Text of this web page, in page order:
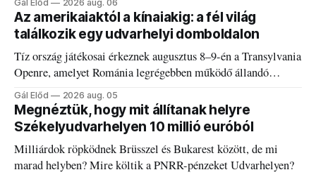
Gál Előd 2026 aug. 06
Az amerikaiaktól a kínaiakig: a fél világ
találkozik egy udvarhelyi domboldalon
Tíz ország játékosai érkeznek augusztus 8–9-én a Transylvania
Openre, amelyet Románia legrégebben működő állandó
discgolfpályáján rendeznek meg.
Gál Előd 2026 aug. 05
Megnéztük, hogy mit állítanak helyre
Székelyudvarhelyen 10 millió euróból
Milliárdok röpködnek Brüsszel és Bukarest között, de mi
marad helyben? Mire költik a PNRR-pénzeket Udvarhelyen?